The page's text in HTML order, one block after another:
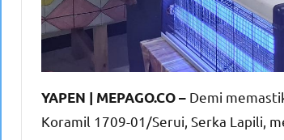
YAPEN | MEPAGO.CO – Demi
Koramil 1709-01/Serui, Serka Lapili,